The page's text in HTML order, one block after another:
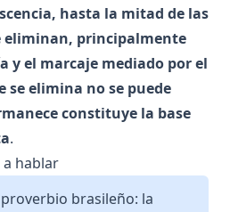
hasta la mitad de las
eliminan, principalmente
y el marcaje mediado por el
se elimina no se puede
constituye la base
.
hablar
brasileño: la